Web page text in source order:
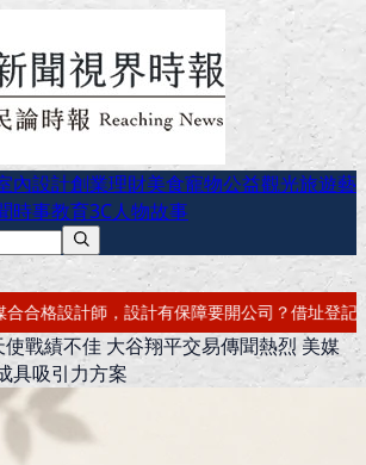
內設計創業理財美食寵物公益觀光旅遊藝
時事教育3C人物故事
登記・公司設立・工商登記一次辦好 記帳報稅
戰績不佳 大谷翔平交易傳聞熱烈 美媒
具吸引力方案